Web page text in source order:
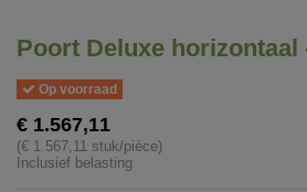
Poort Deluxe horizontaal
Op voorraad
€ 1.567,11
(€ 1.567,11 stuk/pièce)
Inclusief belasting